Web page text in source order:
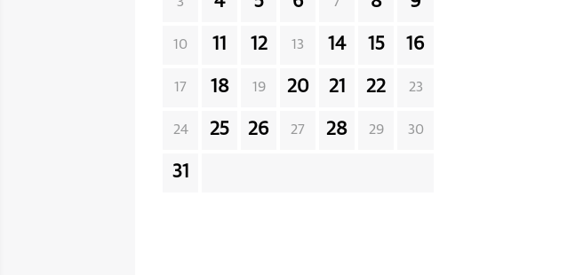
10 11 12 13 14 15 16
17 18 19 20 21 22 23
24 25 26 27 28 29 30
31